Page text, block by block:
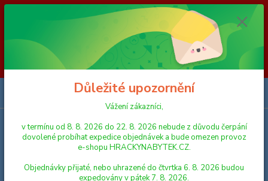
Vážení zákazníci, v termínu od 8. 8. 2026 do 23. 8. 2026 nebude z
důvodu čerpání dovolené probíhat expedice objednávek a bude omezen
provoz e-shopu HRACKYNABYTEK.CZ. Objednávky přijaté, nebo
uhrazené do čtvrtka 6. 8. 2026 budou expedovány v pátek 7. 8. 2026.
Objednávky přijaté, nebo uhrazené od pátku 7. 8. 2026 do neděle 23. 8.
2026 budou postupně expedovány od pondělí 24. 8. 2026. Děkujeme za
pochopení HRACKYNABYTEK.CZ
Menu
Hledat
Důležité upozornění
Vážení zákazníci,
v termínu od 8. 8. 2026 do 22. 8. 2026 nebude z důvodu čerpání
dovolené probíhat expedice objednávek a bude omezen provoz
e-shopu HRACKYNABYTEK.CZ.
Objednávky přijaté, nebo uhrazené do čtvrtka 6. 8. 2026 budou
expedovány v pátek 7. 8. 2026.